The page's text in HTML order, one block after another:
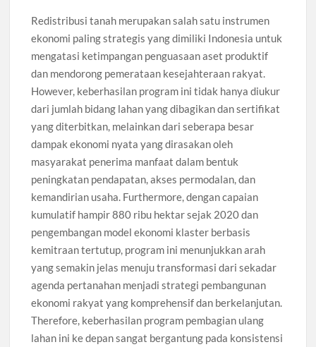
Redistribusi tanah merupakan salah satu instrumen
ekonomi paling strategis yang dimiliki Indonesia untuk
mengatasi ketimpangan penguasaan aset produktif
dan mendorong pemerataan kesejahteraan rakyat.
However, keberhasilan program ini tidak hanya diukur
dari jumlah bidang lahan yang dibagikan dan sertifikat
yang diterbitkan, melainkan dari seberapa besar
dampak ekonomi nyata yang dirasakan oleh
masyarakat penerima manfaat dalam bentuk
peningkatan pendapatan, akses permodalan, dan
kemandirian usaha. Furthermore, dengan capaian
kumulatif hampir 880 ribu hektar sejak 2020 dan
pengembangan model ekonomi klaster berbasis
kemitraan tertutup, program ini menunjukkan arah
yang semakin jelas menuju transformasi dari sekadar
agenda pertanahan menjadi strategi pembangunan
ekonomi rakyat yang komprehensif dan berkelanjutan.
Therefore, keberhasilan program pembagian ulang
lahan ini ke depan sangat bergantung pada konsistensi